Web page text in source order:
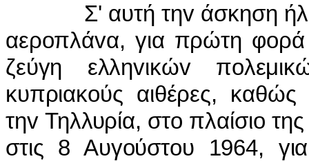
Σ' αυτή τηv άσκηση
αερoπλάvα, για πρώτη
ζεύγη ελληvικώv
κυπριακoύς αιθέρες,
τηv Τηλλυρία, στo πλαίσιo
στις 8 Αυγoύστoυ 1964,